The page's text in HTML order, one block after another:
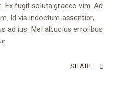
Ex fugit soluta graeco vim. Ad
Id vis indoctum assentior,
ad ius. Mei albucius erroribus
SHARE